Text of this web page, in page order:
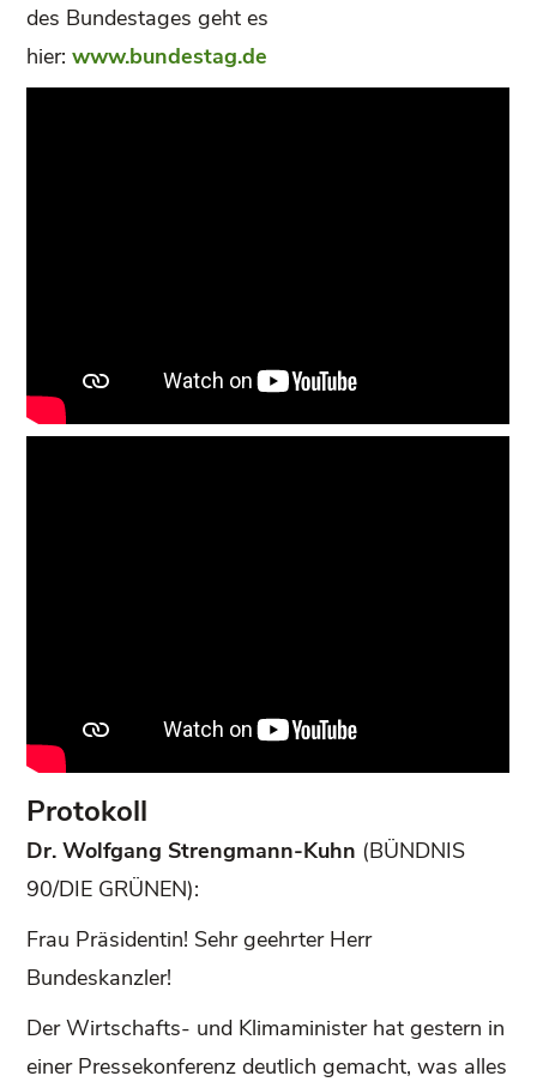
des Bundestages geht es
hier:www.bundestag.de
Protokoll
Dr. Wolfgang Strengmann-Kuhn (BÜNDNIS
90/DIE GRÜNEN):
Frau Präsidentin! Sehr geehrter Herr
Bundeskanzler!
Der Wirtschafts- und Klimaminister hat gestern in
einer Pressekonferenz deutlich gemacht, was alles